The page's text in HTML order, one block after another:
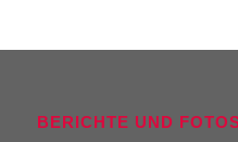
BERICHTE UND